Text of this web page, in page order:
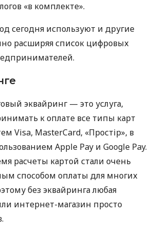
«в комплекте».
сегодня используют и другие
расширяя список цифровых
эквайринг — это услуга,
к оплате все типы карт
Visa, MasterCard, «Простір», в
Apple Pay и Google Pay.
расчеты картой стали очень
способом оплаты для многих
без эквайринга любая
интернет-магазин просто